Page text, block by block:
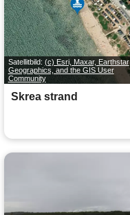
Satellitbild: (c) Esri, Maxar, Earthstar
Geographics, and the GIS User
Community
Skrea strand